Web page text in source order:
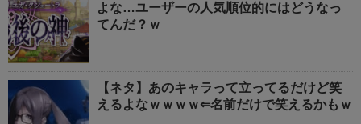
よな…ユーザーの人気順位的にはどうなっ
てんだ？ｗ
【ネタ】あのキャラって立ってるだけど笑
えるよなｗｗｗｗ⇐名前だけで笑えるかもｗ